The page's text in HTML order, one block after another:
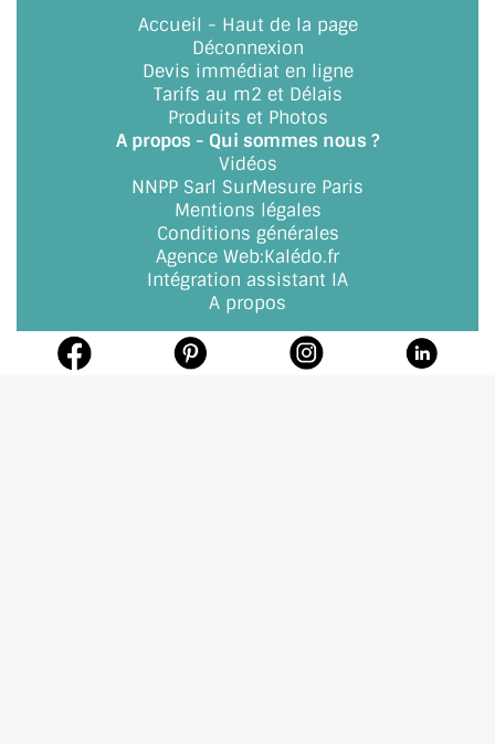
Accueil - Haut de la page
Déconnexion
Devis immédiat en ligne
Tarifs au m2 et Délais
Produits et Photos
A propos - Qui sommes nous ?
Vidéos
NNPP Sarl SurMesure Paris
Mentions légales
Conditions générales
Agence Web:Kalédo.fr
Intégration assistant IA
A propos